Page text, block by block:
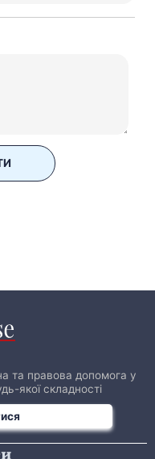
та правова допомога у
якої складності